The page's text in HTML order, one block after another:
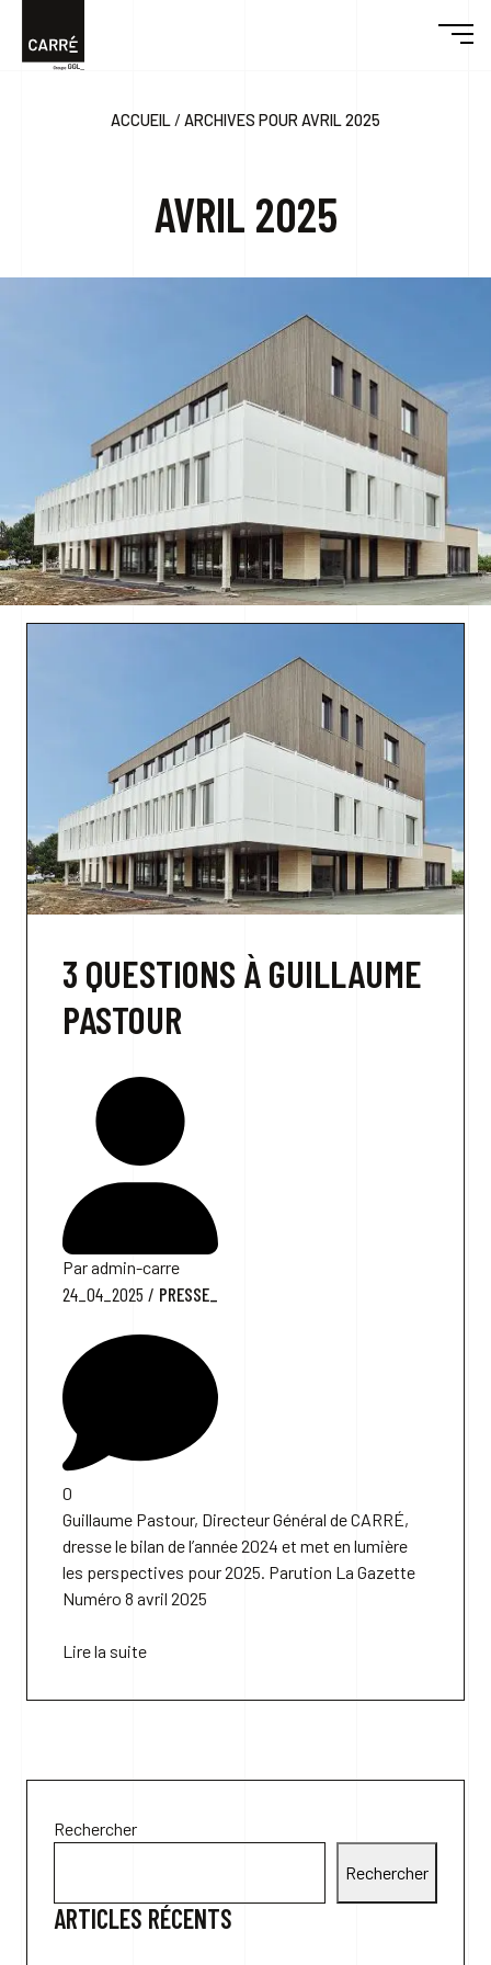
ENGAGEMENTS
DESIGN & BUILD
ACTUALITÉS
NOUS CONTACTER
ACCUEIL / ARCHIVES POUR AVRIL 2025
AVRIL 2025
3 QUESTIONS À GUILLAUME
PASTOUR
Par admin-carre
24_04_2025 / PRESSE_
0
Guillaume Pastour, Directeur Général de CARRÉ,
dresse le bilan de l’année 2024 et met en lumière
les perspectives pour 2025. Parution La Gazette
Numéro 8 avril 2025
Lire la suite
Rechercher
Rechercher
ARTICLES RÉCENTS